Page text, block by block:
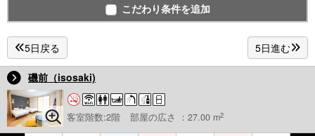
こだわり条件を追加
5日戻る 5日進む
磯前（isosaki)
客室階数:2階 部屋の広さ ：27.00 m2